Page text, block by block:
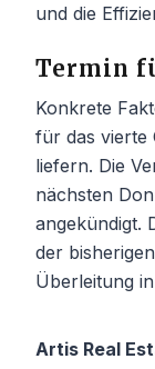
und die
Termin
Konkrete
für das vierte
liefern. Die
nächsten
angekündigt.
der
Überleitung
Artis Real